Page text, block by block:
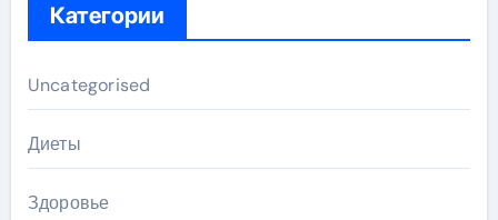
Категории
Uncategorised
Диеты
Здоровье